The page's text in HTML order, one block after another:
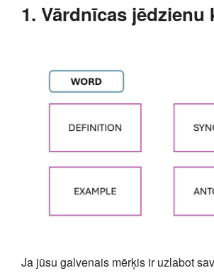
1. Vārdnīcas jēdzienu
Ja jūsu galvenais mērķis ir uzlabot